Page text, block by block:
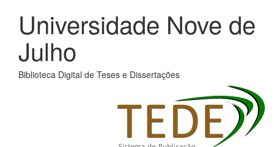
Universidade Nove de
Julho
Biblioteca Digital de Teses e Dissertações